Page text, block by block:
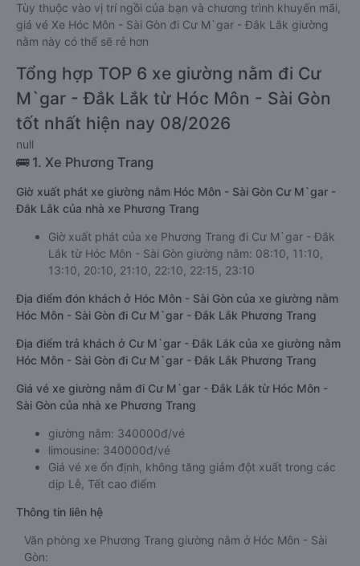
Tùy thuộc vào vị trí ngồi của bạn và chương trình khuyến mãi,
giá vé Xe Hóc Môn - Sài Gòn đi Cư M`gar - Đắk Lắk giường
nằm này có thể sẽ rẻ hơn
Tổng hợp TOP 6 xe giường nằm đi Cư
M`gar - Đắk Lắk từ Hóc Môn - Sài Gòn
tốt nhất hiện nay 08/2026
null
🚌 1. Xe Phương Trang
Giờ xuất phát xe giường nằm Hóc Môn - Sài Gòn Cư M`gar -
Đắk Lắk của nhà xe Phương Trang
Giờ xuất phát của xe Phương Trang đi Cư M`gar - Đắk
Lắk từ Hóc Môn - Sài Gòn giường nằm: 08:10, 11:10,
13:10, 20:10, 21:10, 22:10, 22:15, 23:10
Địa điểm đón khách ở Hóc Môn - Sài Gòn của xe giường nằm
Hóc Môn - Sài Gòn đi Cư M`gar - Đắk Lắk Phương Trang
Địa điểm trả khách ở Cư M`gar - Đắk Lắk của xe giường nằm
Hóc Môn - Sài Gòn đi Cư M`gar - Đắk Lắk Phương Trang
Giá vé xe giường nằm đi Cư M`gar - Đắk Lắk từ Hóc Môn -
Sài Gòn của nhà xe Phương Trang
giường nằm: 340000đ/vé
limousine: 340000đ/vé
Giá vé xe ổn định, không tăng giảm đột xuất trong các
dịp Lễ, Tết cao điểm
Thông tin liên hệ
Văn phòng xe Phương Trang giường nằm ở Hóc Môn - Sài
Gòn: